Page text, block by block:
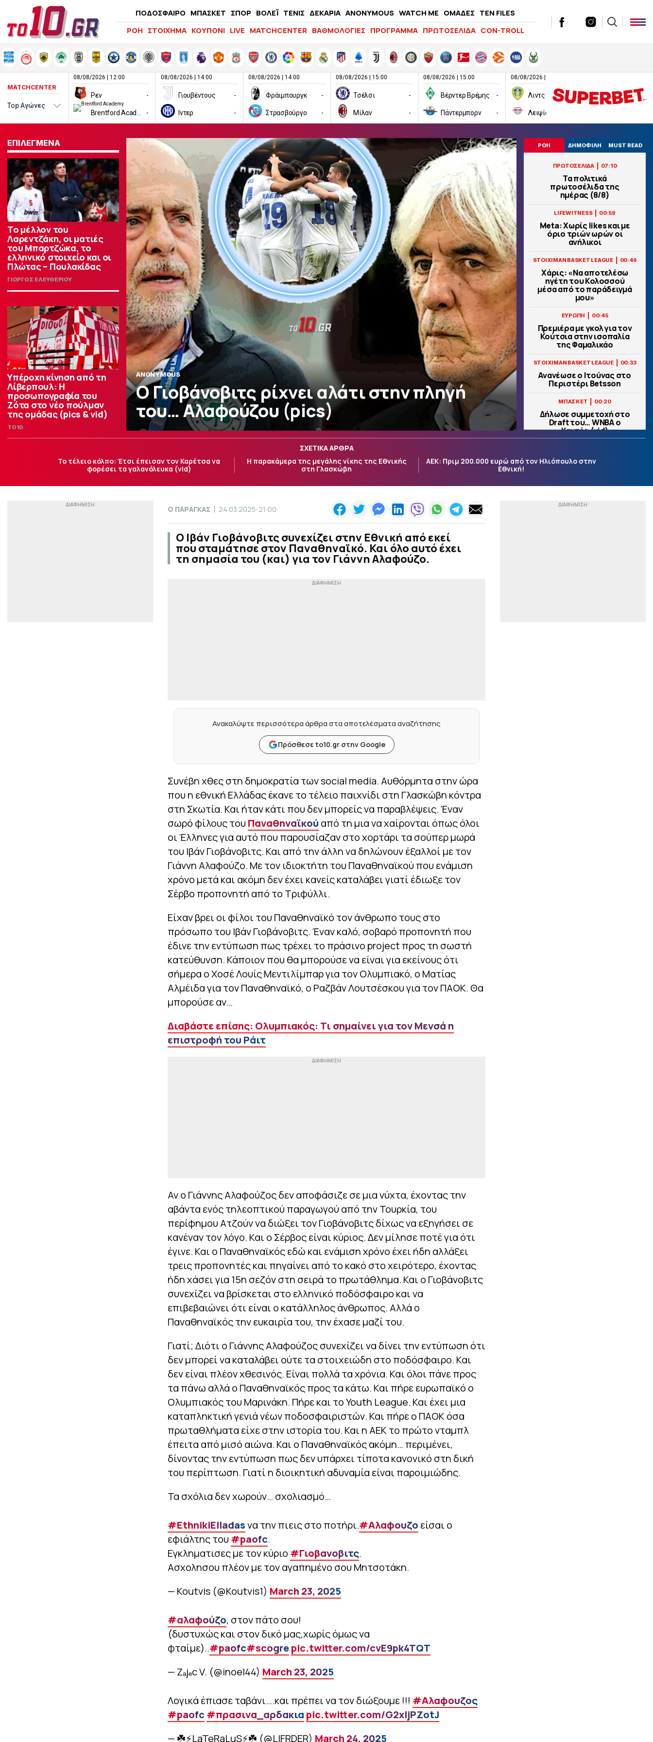
ΠΟΔΟΣΦΑΙΡΟ ΜΠΑΣΚΕΤ ΣΠΟΡ ΒΟΛΕΪ ΤΕΝΙΣ ΔΕΚΑΡΙΑ ANONYMOUS WATCH ME ΟΜΑΔΕΣ TEN FILES
LIFEWITNESS
ΡΟΗ ΣΤΟΙΧΗΜΑ ΚΟΥΠΟΝΙ LIVE MATCHCENTER ΒΑΘΜΟΛΟΓΙΕΣ ΠΡΟΓΡΑΜΜΑ ΠΡΩΤΟΣΕΛΙΔΑ CON-TROLL
MATCHCENTER
08/08/2026 | 12:00
Ρεν -
-
08/08/2026 | 14:00
Γιουβέντους -
Ιντερ -
08/08/2026 | 14:00
Φράιμπουργκ -
Στρασβούργο -
08/08/2026 | 15:00
Τσέλσι -
Μίλαν -
08/08/2026 | 15:00
Βέρντερ Βρέμης -
Πάντερμπορν -
08/08/2026 | 16:00
Λιντς -
Λειψία
ΕΠΙΛΕΓΜΕΝΑ
Το μέλλον του
Λαρεντζάκη, οι ματιές
του Μπαρτζώκα, το
ελληνικό στοιχείο και οι
Πλώτας – Πουλακίδας
ΓΙΩΡΓΟΣ ΕΛΕΥΘΕΡΙΟΥ
Υπέροχη κίνηση από τη
Λίβερπουλ: Η
προσωπογραφία του
Ζότα στο νέο πούλμαν
της ομάδας (pics & vid)
TO10
ANONYMOUS
Ο Γιοβάνοβιτς ρίχνει αλάτι στην πληγή
του… Αλαφούζου (pics)
ΡΟΗ ΔΗΜΟΦΙΛΗ MUST READ
ΠΡΩΤΟΣΕΛΙΔΑ 07:10
Τα πολιτικά
πρωτοσέλιδα της
ημέρας (8/8)
LIFEWITNESS 00:59
Meta: Χωρίς likes και με
όριο τριών ωρών οι
ανήλικοι
STOIXIMAN BASKET LEAGUE 00:46
Χάρις: «Να αποτελέσω
ηγέτη του Κολοσσού
μέσα από το παράδειγμά
μου»
ΕΥΡΩΠΗ 00:45
Πρεμιέρα με γκολ για τον
Κούτσια στην ισοπαλία
της Φαμαλικάο
STOIXIMAN BASKET LEAGUE 00:33
Ανανέωσε ο Ιτούνας στο
Περιστέρι Betsson
ΜΠΑΣΚΕΤ 00:20
Δήλωσε συμμετοχή στο
Draft του… WNBA ο
Καντέρ (vid)
Είναι πιο παραγωγικές οι
Μια νέα μελέτη δίνει
ΣΧΕΤΙΚΑ ΑΡΘΡΑ
Το τέλειο κόλπο: Έτσι έπεισαν τον Καρέτσα να
φορέσει τα γαλανόλευκα (vid)
Η παρακάμερα της μεγάλης νίκης της Εθνικής
στη Γλασκώβη
ΑΕΚ: Πριμ 200.000 ευρώ από τον Ηλιόπουλο στην
Εθνική!
Ο ΠΑΡΑΓΚΑΣ 24.03.2025-21:00
Ο Ιβάν Γιοβάνοβιτς συνεχίζει στην Εθνική από εκεί
που σταμάτησε στον Παναθηναϊκό. Και όλο αυτό έχει
τη σημασία του (και) για τον Γιάννη Αλαφούζο.
Ανακαλύψτε περισσότερα άρθρα στα αποτελέσματα αναζήτησης
Πρόσθεσε to10.gr στην Google
Συνέβη χθες στη δημοκρατία των social media. Αυθόρμητα στην ώρα
που η εθνική Ελλάδας έκανε το τέλειο παιχνίδι στη Γλασκώβη κόντρα
στη Σκωτία. Και ήταν κάτι που δεν μπορείς να παραβλέψεις. Έναν
σωρό φίλους του Παναθηναϊκού από τη μια να χαίρονται όπως όλοι
οι Έλληνες για αυτό που παρουσίαζαν στο χορτάρι τα σούπερ μωρά
του Ιβάν Γιοβάνοβιτς. Και από την άλλη να δηλώνουν έξαλλοί με τον
Γιάννη Αλαφούζο. Με τον ιδιοκτήτη του Παναθηναϊκού που ενάμιση
χρόνο μετά και ακόμη δεν έχει κανείς καταλάβει γιατί έδιωξε τον
Σέρβο προπονητή από το Τριφύλλι.
Είχαν βρει οι φίλοι του Παναθηναϊκό τον άνθρωπο τους στο
πρόσωπο του Ιβάν Γιοβάνοβιτς. Έναν καλό, σοβαρό προπονητή που
έδινε την εντύπωση πως τρέχει το πράσινο project προς τη σωστή
κατεύθυνση. Κάποιον που θα μπορούσε να είναι για εκείνους ότι
σήμερα ο Χοσέ Λουίς Μεντιλίμπαρ για τον Ολυμπιακό, ο Ματίας
Αλμέιδα για τον Παναθηναϊκό, ο Ραζβάν Λουτσέσκου για τον ΠΑΟΚ. Θα
μπορούσε αν…
Διαβάστε επίσης: Ολυμπιακός: Τι σημαίνει για τον Μενσά η
επιστροφή του Ράιτ
Αν ο Γιάννης Αλαφούζος δεν αποφάσιζε σε μια νύχτα, έχοντας την
αβάντα ενός τηλεοπτικού παραγωγού από την Τουρκία, του
περίφημου Ατζούν να διώξει τον Γιοβάνοβιτς δίχως να εξηγήσει σε
κανέναν τον λόγο. Και ο Σέρβος είναι κύριος. Δεν μίλησε ποτέ για ότι
έγινε. Και ο Παναθηναϊκός εδώ και ενάμιση χρόνο έχει ήδη αλλάξει
τρεις προπονητές και πηγαίνει από το κακό στο χειρότερο, έχοντας
ήδη χάσει για 15η σεζόν στη σειρά το πρωτάθλημα. Και ο Γιοβάνοβιτς
συνεχίζει να βρίσκεται στο ελληνικό ποδόσφαιρο και να
επιβεβαιώνει ότι είναι ο κατάλληλος άνθρωπος. Αλλά ο
Παναθηναϊκός την ευκαιρία του, την έχασε μαζί του.
Γιατί; Διότι ο Γιάννης Αλαφούζος συνεχίζει να δίνει την εντύπωση ότι
δεν μπορεί να καταλάβει ούτε τα στοιχειώδη στο ποδόσφαιρο. Και
δεν είναι πλέον χθεσινός. Είναι πολλά τα χρόνια. Και όλοι πάνε προς
τα πάνω αλλά ο Παναθηναϊκός προς τα κάτω. Και πήρε ευρωπαϊκό ο
Ολυμπιακός του Μαρινάκη. Πήρε και το Youth League. Και έχει μια
καταπληκτική γενιά νέων ποδοσφαιριστών. Και πήρε ο ΠΑΟΚ όσα
πρωταθλήματα είχε στην ιστορία του. Και η ΑΕΚ το πρώτο νταμπλ
έπειτα από μισό αιώνα. Και ο Παναθηναϊκός ακόμη… περιμένει,
δίνοντας την εντύπωση πως δεν υπάρχει τίποτα κανονικό στη δική
του περίπτωση. Γιατί η διοικητική αδυναμία είναι παροιμιώδης.
Τα σχόλια δεν χωρούν… σχολιασμό…
#EthnikiElladasνα την πιεις στο ποτήρι.#Αλαφουζο είσαι ο
εφιάλτης του #paofc.
Εγκληματισες με τον κύριο #Γιοβανοβιτς.
Ασχολησου πλέον με τον αγαπημένο σου Μητσοτάκη.
— Koutvis (@Koutvis1) March 23, 2025
#αλαφούζο, στον πάτο σου!
(δυστυχώς και στον δικό μας,χωρίς όμως να
φταίμε)..#paofc#scogrepic.twitter.com/cvE9pk4TQT
— Zₐjₑc V. (@inoel44) March 23, 2025
Λογικά έπιασε ταβάνι….και πρέπει να τον διώξουμε !!! #Αλαφουζος
#paofc #πρασινα_αρδακια pic.twitter.com/G2xljPZotJ
— ☘️⚡LaTeRaLuS⚡☘️ (@LIFRDER) March 24, 2025